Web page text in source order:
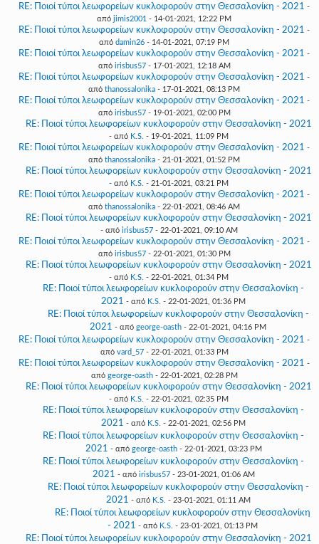
RE: Ποιοί τύποι λεωφορείων κυκλοφορούν στην Θεσσαλονίκη - 2021 -
από jimis2001 - 14-01-2021, 12:22 PM
RE: Ποιοί τύποι λεωφορείων κυκλοφορούν στην Θεσσαλονίκη - 2021 -
από damin26 - 14-01-2021, 07:19 PM
RE: Ποιοί τύποι λεωφορείων κυκλοφορούν στην Θεσσαλονίκη - 2021 -
από irisbus57- 17-01-2021, 12:18 AM
RE: Ποιοί τύποι λεωφορείων κυκλοφορούν στην Θεσσαλονίκη - 2021 -
από thanossalonika - 17-01-2021, 08:13 PM
RE: Ποιοί τύποι λεωφορείων κυκλοφορούν στην Θεσσαλονίκη - 2021 -
από irisbus57- 19-01-2021, 02:00 PM
RE: Ποιοί τύποι λεωφορείων κυκλοφορούν στην Θεσσαλονίκη - 2021
- από K.S. - 19-01-2021, 11:09 PM
RE: Ποιοί τύποι λεωφορείων κυκλοφορούν στην Θεσσαλονίκη - 2021 -
από thanossalonika - 21-01-2021, 01:52 PM
RE: Ποιοί τύποι λεωφορείων κυκλοφορούν στην Θεσσαλονίκη - 2021
- από K.S. - 21-01-2021, 03:21 PM
RE: Ποιοί τύποι λεωφορείων κυκλοφορούν στην Θεσσαλονίκη - 2021 -
από thanossalonika - 22-01-2021, 08:46 AM
RE: Ποιοί τύποι λεωφορείων κυκλοφορούν στην Θεσσαλονίκη - 2021
- από irisbus57- 22-01-2021, 09:10 AM
RE: Ποιοί τύποι λεωφορείων κυκλοφορούν στην Θεσσαλονίκη - 2021 -
από irisbus57- 22-01-2021, 01:30 PM
RE: Ποιοί τύποι λεωφορείων κυκλοφορούν στην Θεσσαλονίκη - 2021
- από K.S. - 22-01-2021, 01:34 PM
RE: Ποιοί τύποι λεωφορείων κυκλοφορούν στην Θεσσαλονίκη -
2021 - από K.S. - 22-01-2021, 01:36 PM
RE: Ποιοί τύποι λεωφορείων κυκλοφορούν στην Θεσσαλονίκη -
2021 - από george-oasth - 22-01-2021, 04:16 PM
RE: Ποιοί τύποι λεωφορείων κυκλοφορούν στην Θεσσαλονίκη - 2021 -
από vard_57- 22-01-2021, 01:33 PM
RE: Ποιοί τύποι λεωφορείων κυκλοφορούν στην Θεσσαλονίκη - 2021 -
από george-oasth- 22-01-2021, 02:28 PM
RE: Ποιοί τύποι λεωφορείων κυκλοφορούν στην Θεσσαλονίκη - 2021
- από K.S. - 22-01-2021, 02:35 PM
RE: Ποιοί τύποι λεωφορείων κυκλοφορούν στην Θεσσαλονίκη -
2021 - από K.S. - 22-01-2021, 02:56 PM
RE: Ποιοί τύποι λεωφορείων κυκλοφορούν στην Θεσσαλονίκη -
2021 - από george-oasth- 22-01-2021, 03:23 PM
RE: Ποιοί τύποι λεωφορείων κυκλοφορούν στην Θεσσαλονίκη -
2021 - από irisbus57- 23-01-2021, 01:06 AM
RE: Ποιοί τύποι λεωφορείων κυκλοφορούν στην Θεσσαλονίκη -
2021 - από K.S. - 23-01-2021, 01:11 AM
RE: Ποιοί τύποι λεωφορείων κυκλοφορούν στην Θεσσαλονίκη
- 2021 - από K.S. - 23-01-2021, 01:13 PM
RE: Ποιοί τύποι λεωφορείων κυκλοφορούν στην Θεσσαλονίκη - 2021